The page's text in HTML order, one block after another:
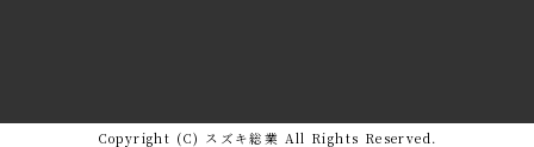
Copyright (C) スズキ総業 All Rights Reserved.